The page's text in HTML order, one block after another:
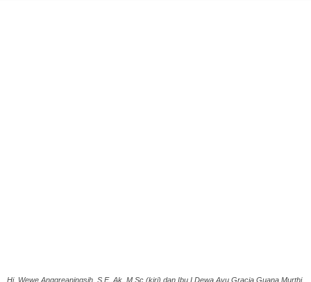
Hj. Wewe Anggreaningsih, S.E.,Ak.,M.Sc (kiri) dan Ibu I Dewa Ayu Gracia Guana Murthi,